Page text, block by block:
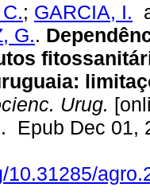
; GARCIA, I.
G..
Urug.
Epub Dec 01,
10.31285/